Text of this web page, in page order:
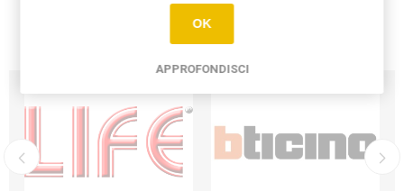
OK
APPROFONDISCI